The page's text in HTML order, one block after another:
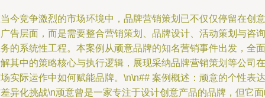
今竞争激烈的市场环境中，品牌营销策划已不仅仅停留在创意
告层面，而是需要整合营销策划、品牌设计、活动策划与咨询
的系统性工程。本案例从顽意品牌的知名营销事件出发，全面
其中的策略核心与执行逻辑，展现采纳品牌营销策划等公司在
实际运作中如何赋能品牌。\n\n## 案例概述：顽意的个性表达
异化挑战\n顽意曾是一家专注于设计创意产品的品牌，但它